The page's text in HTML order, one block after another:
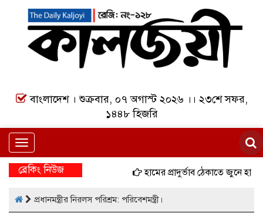
বাংলাদেশ । শুক্রবার, ০৭ অগাস্ট ২০২৬ ।। ২৩শে সফর,
১৪৪৮ হিজরি
Toggle
navigation
ব্রেকিং নিউজ হামের প্রাদুর্ভাব ঠেকাতে জুনে
প্রধানমন্ত্রীর নিরলস পরিশ্রম: পরিবেশমন্ত্রী।